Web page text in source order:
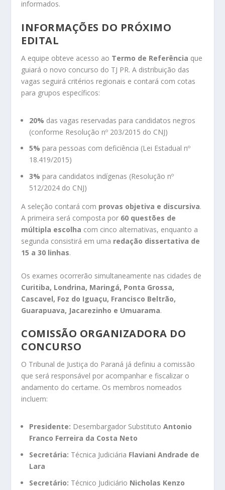
informados.
INFORMAÇÕES DO PRÓXIMO
EDITAL
A equipe obteve acesso ao Termo de Referência que
guiará o novo concurso do TJ PR. A distribuição das
vagas seguirá critérios regionais e contará com cotas
para grupos específicos:
20% das vagas reservadas para candidatos negros
(conforme Resolução nº 203/2015 do CNJ)
5% para pessoas com deficiência (Lei Estadual nº
18.419/2015)
3% para candidatos indígenas (Resolução nº
512/2024 do CNJ)
A seleção contará com provas objetiva e discursiva.
A primeira será composta por 60 questões de
múltipla escolha com cinco alternativas, enquanto a
segunda consistirá em uma redação dissertativa de
15 a 30 linhas.
Os exames ocorrerão simultaneamente nas cidades de
Curitiba, Londrina, Maringá, Ponta Grossa,
Cascavel, Foz do Iguaçu, Francisco Beltrão,
Guarapuava, Jacarezinho e Umuarama.
COMISSÃO ORGANIZADORA DO
CONCURSO
O Tribunal de Justiça do Paraná já definiu a comissão
que será responsável por acompanhar e fiscalizar o
andamento do certame. Os membros nomeados
incluem:
Presidente: Desembargador SubstitutoAntonio
Franco Ferreira da Costa Neto
Secretária: Técnica Judiciária Flaviani Andrade de
Lara
Secretário: Técnico Judiciário Nicholas Kenzo